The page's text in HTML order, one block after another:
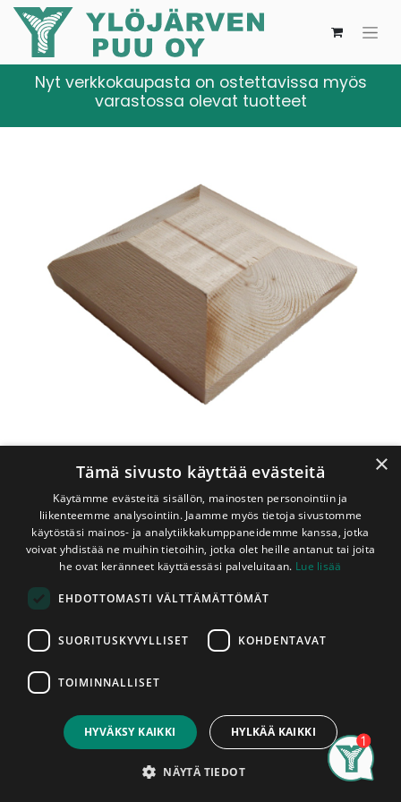
8,50€
Account
Nyt verkkokaupasta on ostettavissa myös
varastossa olevat tuotteet
Shop Tolpanhattu 223x223 mm Puuvalmis
Tolpanhattu 223x223 mm
Puuvalmis
Kuusesta/Männystä valmistettu käsittelemätön puinen
tolpanhattu. Tolpanhatun korkeus on n. 50mm ja
pituus/leveys n. 223mm
€
×
Tämä sivusto käyttää evästeitä
Käytämme evästeitä sisällön, mainosten personointiin ja
liikenteemme analysointiin. Jaamme myös tietoja sivustomme
käytöstäsi mainos- ja analytiikkakumppaneidemme kanssa, jotka
voivat yhdistää ne muihin tietoihin, jotka olet heille antanut tai joita
he ovat keränneet käyttäessäsi palveluitaan. Lue lisää
EHDOTTOMASTI VÄLTTÄMÄTTÖMÄT
SUORITUSKYVYLLISET KOHDENTAVAT
TOIMINNALLISET
HYVÄKSY KAIKKI HYLKÄÄ KAIKKI
NÄYTÄ TIEDOT